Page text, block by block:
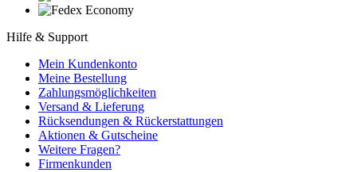
Hilfe & Support
Mein Kundenkonto
Meine Bestellung
Zahlungsmöglichkeiten
Versand & Lieferung
Rücksendungen & Rückerstattungen
Aktionen & Gutscheine
Weitere Fragen?
Firmenkunden